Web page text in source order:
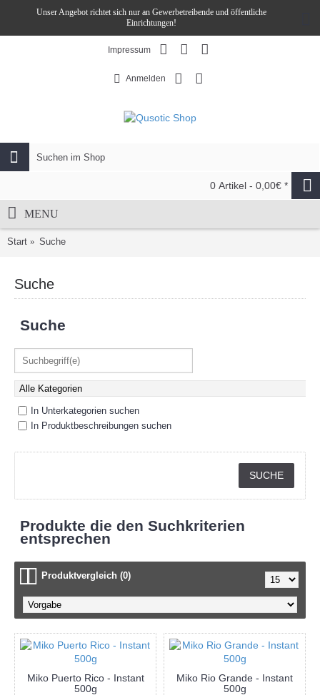
Unser Angebot richtet sich nur an Gewerbetreibende und öffentliche
Einrichtungen!
Impressum
Anmelden
0 Artikel - 0,00€ *
MENU
Start Suche
Suche
Suche
In Unterkategorien suchen
In Produktbeschreibungen suchen
Produkte die den Suchkriterien
entsprechen
Produktvergleich (0)
Miko Puerto Rico - Instant
500g
Miko Rio Grande - Instant
500g